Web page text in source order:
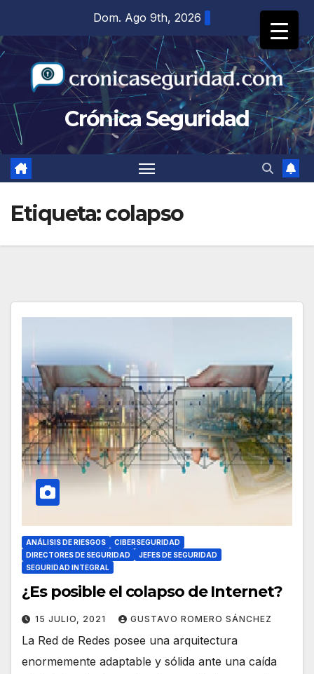
contenido
Dom. Ago 9th, 2026
Crónica Seguridad
Etiqueta:colapso
ANÁLISIS DE RIESGOS
CIBERSEGURIDAD
DIRECTORES DE SEGURIDAD
JEFES DE SEGURIDAD
SEGURIDAD INTEGRAL
¿Es posible el colapso de Internet?
15 JULIO, 2021 GUSTAVO ROMERO SÁNCHEZ
La Red de Redes posee una arquitectura
enormemente adaptable y sólida ante una caída